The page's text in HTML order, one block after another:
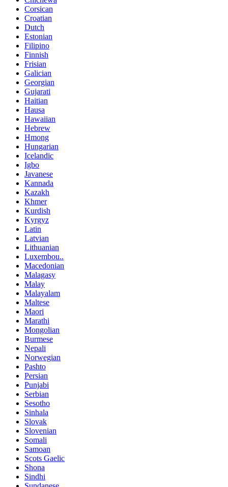
Corsican
Croatian
Dutch
Estonian
Filipino
Finnish
Frisian
Galician
Georgian
Gujarati
Haitian
Hausa
Hawaiian
Hebrew
Hmong
Hungarian
Icelandic
Igbo
Javanese
Kannada
Kazakh
Khmer
Kurdish
Kyrgyz
Latin
Latvian
Lithuanian
Luxembou..
Macedonian
Malagasy
Malay
Malayalam
Maltese
Maori
Marathi
Mongolian
Burmese
Nepali
Norwegian
Pashto
Persian
Punjabi
Serbian
Sesotho
Sinhala
Slovak
Slovenian
Somali
Samoan
Scots Gaelic
Shona
Sindhi